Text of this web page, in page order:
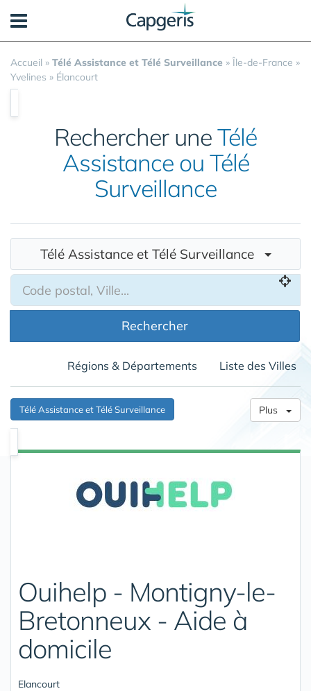
Accueil » Télé Assistance et Télé Surveillance » Île-de-France »
Yvelines » Élancourt
Rechercher uneTélé
Assistance ou Télé
Surveillance
Télé Assistance et Télé Surveillance
Rechercher
Régions & Départements Liste des Villes
Télé Assistance et Télé Surveillance Plus
Ouihelp - Montigny-le-
Bretonneux - Aide à
domicile
Elancourt